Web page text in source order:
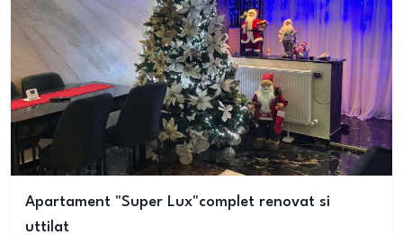
Apartament "Super Lux"complet renovat si
uttilat